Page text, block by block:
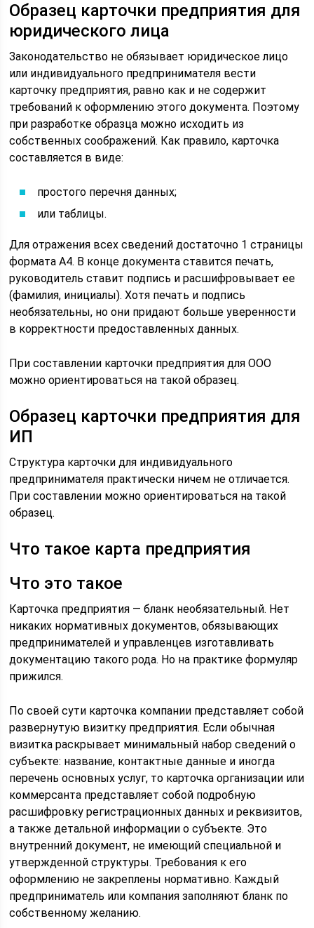
Образец карточки предприятия для
юридического лица
Законодательство не обязывает юридическое лицо
или индивидуального предпринимателя вести
карточку предприятия, равно как и не содержит
требований к оформлению этого документа. Поэтому
при разработке образца можно исходить из
собственных соображений. Как правило, карточка
составляется в виде:
простого перечня данных;
или таблицы.
Для отражения всех сведений достаточно 1 страницы
формата А4. В конце документа ставится печать,
руководитель ставит подпись и расшифровывает ее
(фамилия, инициалы). Хотя печать и подпись
необязательны, но они придают больше уверенности
в корректности предоставленных данных.
При составлении карточки предприятия для ООО
можно ориентироваться на такой образец.
Образец карточки предприятия для
ИП
Структура карточки для индивидуального
предпринимателя практически ничем не отличается.
При составлении можно ориентироваться на такой
образец.
Что такое карта предприятия
Что это такое
Карточка предприятия — бланк необязательный. Нет
никаких нормативных документов, обязывающих
предпринимателей и управленцев изготавливать
документацию такого рода. Но на практике формуляр
прижился.
По своей сути карточка компании представляет собой
развернутую визитку предприятия. Если обычная
визитка раскрывает минимальный набор сведений о
субъекте: название, контактные данные и иногда
перечень основных услуг, то карточка организации или
коммерсанта представляет собой подробную
расшифровку регистрационных данных и реквизитов,
а также детальной информации о субъекте. Это
внутренний документ, не имеющий специальной и
утвержденной структуры. Требования к его
оформлению не закреплены нормативно. Каждый
предприниматель или компания заполняют бланк по
собственному желанию.